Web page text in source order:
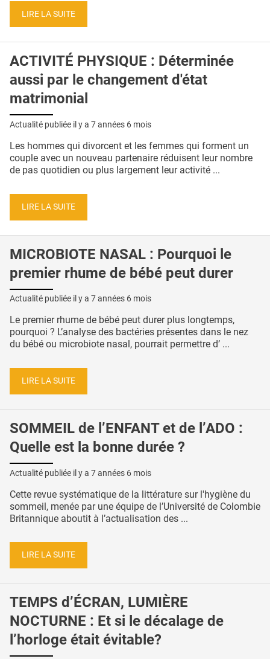
CONTACT
LIRE LA SUITE
ACTIVITÉ PHYSIQUE : Déterminée
aussi par le changement d'état
matrimonial
Actualité publiée il y a 7 années 6 mois
Les hommes qui divorcent et les femmes qui forment un
couple avec un nouveau partenaire réduisent leur nombre
de pas quotidien ou plus largement leur activité ...
LIRE LA SUITE
MICROBIOTE NASAL : Pourquoi le
premier rhume de bébé peut durer
Actualité publiée il y a 7 années 6 mois
Le premier rhume de bébé peut durer plus longtemps,
pourquoi ? L’analyse des bactéries présentes dans le nez
du bébé ou microbiote nasal, pourrait permettre d’ ...
LIRE LA SUITE
SOMMEIL de l’ENFANT et de l’ADO :
Quelle est la bonne durée ?
Actualité publiée il y a 7 années 6 mois
Cette revue systématique de la littérature sur l'hygiène du
sommeil, menée par une équipe de l’Université de Colombie
Britannique aboutit à l’actualisation des ...
LIRE LA SUITE
TEMPS d’ÉCRAN, LUMIÈRE
NOCTURNE : Et si le décalage de
l’horloge était évitable?